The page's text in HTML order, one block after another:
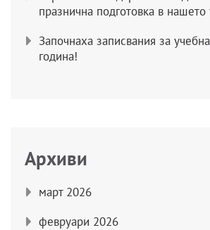
празнична подготовка в
Започнаха записвания за
година!
Архиви
март 2026
февруари 2026